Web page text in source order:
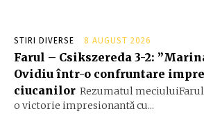
STIRI DIVERSE 8 AUGUST 2026
Farul – Csikszereda 3-2:
Ovidiu într-o confruntare
ciucanilor Rezumatul
o victorie impresionantă cu...